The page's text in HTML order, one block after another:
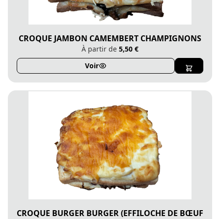
CROQUE JAMBON CAMEMBERT CHAMPIGNONS
À partir de 5,50 €
Voir
CROQUE BURGER BURGER (EFFILOCHE DE BŒUF